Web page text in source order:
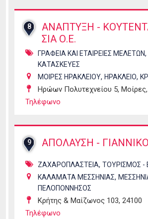
8
ΑΝΑΠΤΥΞΗ -
ΣΙΑ Ο.Ε.
ΓΡΑΦΕΙΑ ΚΑΙ ΕΤΑΙΡΕΙΕΣ ΜΕΛΕΤΩΝ,
ΚΑΤΑΣΚΕΥΕΣ
ΜΟΙΡΕΣ ΗΡΑΚΛΕΙΟΥ, ΗΡΑΚΛΕΙΟ,
Ηρώων Πολυτεχνείου 5,
Τηλέφωνο
9 ΑΠΟΛΑΥΣΗ -
ΖΑΧΑΡΟΠΛΑΣΤΕΙΑ, ΤΟΥΡΙΣΜΟΣ -
ΚΑΛΑΜΑΤΑ ΜΕΣΣΗΝΙΑΣ,
ΠΕΛΟΠΟΝΝΗΣΟΣ
Κρήτης & Μαίζωνος 103, 24100
Τηλέφωνο